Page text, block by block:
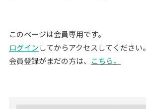
このページは会員専用です。
ログインしてからアクセスしてください。
会員登録がまだの方は、 こちら。